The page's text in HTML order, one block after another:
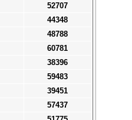
52707
44348
48788
60781
38396
59483
39451
57437